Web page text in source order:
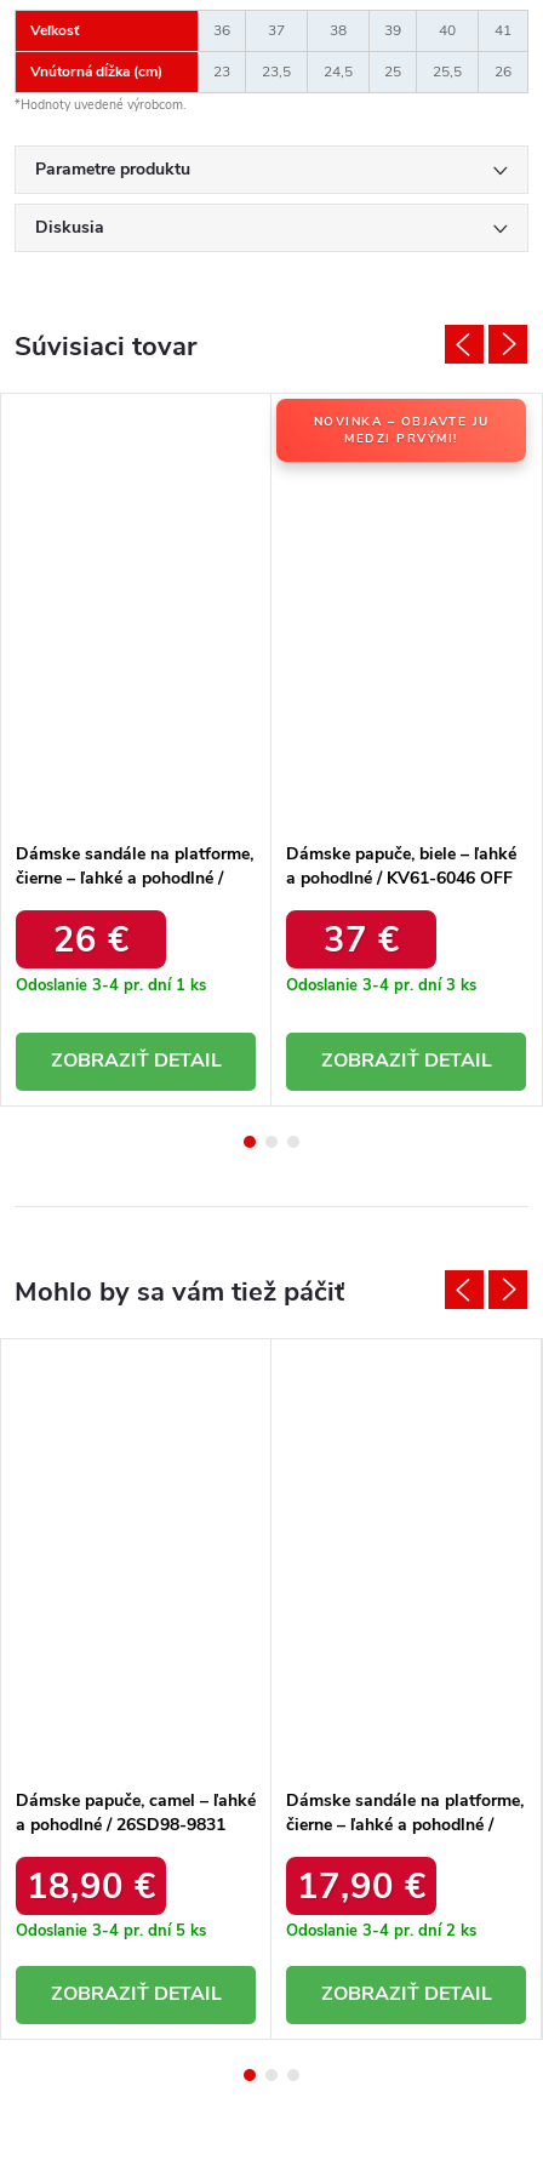
Veľkosť 36 37 38 39 40 41
Vnútorná dĺžka (cm) 23 23,5 24,5 25 25,5 26
*Hodnoty uvedené výrobcom.
Parametre produktu
Diskusia
Súvisiaci tovar
Dámske sandále na platforme,
čierne – ľahké a pohodlné /
26 €
Odoslanie 3-4 pr. dní 1 ks
DETAIL
NOVINKA – OBJAVTE JU
MEDZI PRVÝMI!
Dámske papuče, biele – ľahké
a pohodlné / KV61-6046 OFF
37 €
Odoslanie 3-4 pr. dní3 ks
DETAIL
Dámske papuče, camel – ľahké
a pohodlné / 26SD98-9831
18,90 €
Odoslanie 3-4 pr. dní 5 ks
DETAIL
Dámske sandále na platforme,
čierne – ľahké a pohodlné /
17,90 €
Odoslanie 3-4 pr. dní2 ks
DETAIL